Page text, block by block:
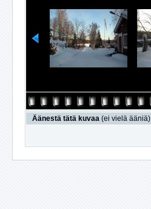
Äänestä tätä kuvaa (ei vielä ääniä)